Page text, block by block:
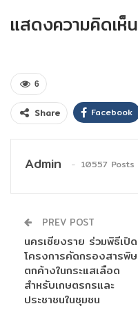
แสดงความคิดเห็น
6
Share Facebook
Admin 10557 Posts
PREV POST
นครเชียงราย ร่วมพิธีเปิด
โครงการคัดกรองสารพิษ
ตกค้างในกระแสเลือด
สำหรับเกษตรกรและ
ประชาชนในชุมชน